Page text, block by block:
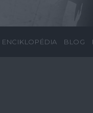
ENCIKLOPÉDIA BLOG